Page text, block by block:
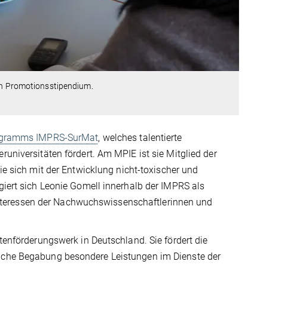
Promotionsstipendium.
IMPRS-SurMat, welches talentierte
fördert. Am MPIE ist sie Mitglied der
sich mit der Entwicklung nicht-toxischer und
sich Leonie Gomell innerhalb der IMPRS als
der Nachwuchswissenschaftlerinnen und
in Deutschland. Sie fördert die
Begabung besondere Leistungen im Dienste der